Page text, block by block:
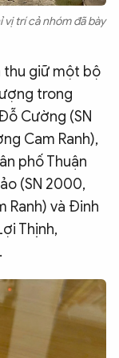
trí cả nhóm đã bày
thu giữ một bộ
trong
Cường (SN
Cam Ranh),
phố Thuận
(SN 2000,
Ranh) và Đinh
Thịnh,